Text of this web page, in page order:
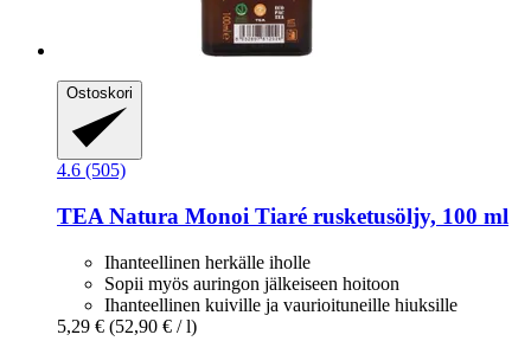
Ostoskori
4.6 (505)
TEA Natura Monoi Tiaré rusketusöljy, 100 ml
Ihanteellinen herkälle iholle
Sopii myös auringon jälkeiseen hoitoon
Ihanteellinen kuiville ja vaurioituneille hiuksille
5,29 € (52,90 € / l)